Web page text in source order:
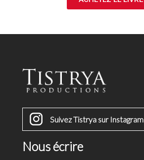
Suivez Tistrya sur Instagram
Nous écrire